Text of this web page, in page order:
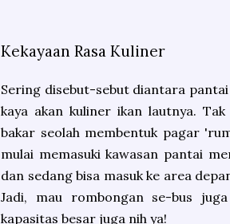
Kekayaan Rasa Kuliner
Sering disebut-sebut diantara
kaya akan kuliner ikan lautnya.
bakar seolah membentuk pagar
mulai memasuki kawasan pantai
dan sedang bisa masuk ke area
Jadi, mau rombongan se-bus
kapasitas besar juga nih ya!